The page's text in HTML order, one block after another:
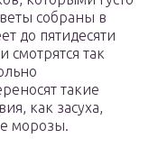
собраны в
до пятидесяти
смотрятся так
такие
как засуха,
морозы.